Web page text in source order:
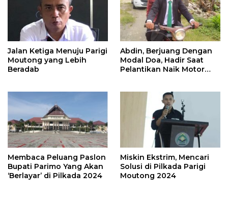
Jalan Ketiga Menuju Parigi
Moutong yang Lebih
Beradab
Abdin, Berjuang Dengan
Modal Doa, Hadir Saat
Pelantikan Naik Motor
Membaca Peluang Paslon
Bupati Parimo Yang Akan
‘Berlayar’ di Pilkada 2024
Miskin Ekstrim, Mencari
Solusi di Pilkada Parigi
Moutong 2024